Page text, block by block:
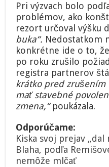
Pri výzvach bolo
problémov, ako
rezort určoval výšku
buka“. Nedostatkom
konkrétne ide o to,
po roku zrušilo
registra partnerov
krátko pred
mať stavebné
zmena,“poukázala.
Odporúčame:
Kiska svoj prejav „dal
Blaha, podľa
nemôže mlčať